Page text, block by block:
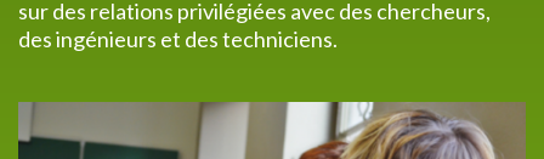
sur des relations privilégiées avec des chercheurs,
des ingénieurs et des techniciens.